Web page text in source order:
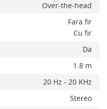
Over-the-head
Fara fir
Cu fir
Da
1.8 m
20 Hz - 20 KHz
Stereo